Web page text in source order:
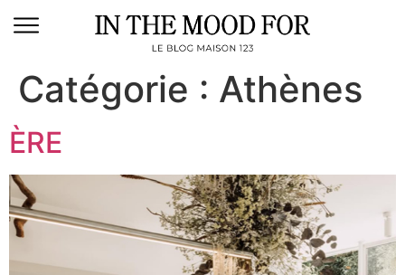
Catégorie : Athènes
ÈRE